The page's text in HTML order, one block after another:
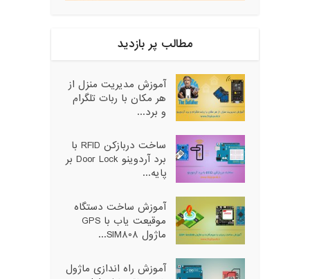
مطالب پر بازدید
آموزش مدیریت منزل از
هر مکان با ربات تلگرام
و برد...
ساخت دربازکن RFID با
برد آردوینو Door Lock بر
پایه...
آموزش ساخت دستگاه
موقیعت یاب با GPS
ماژول SIM808...
آموزش راه اندازی ماژول